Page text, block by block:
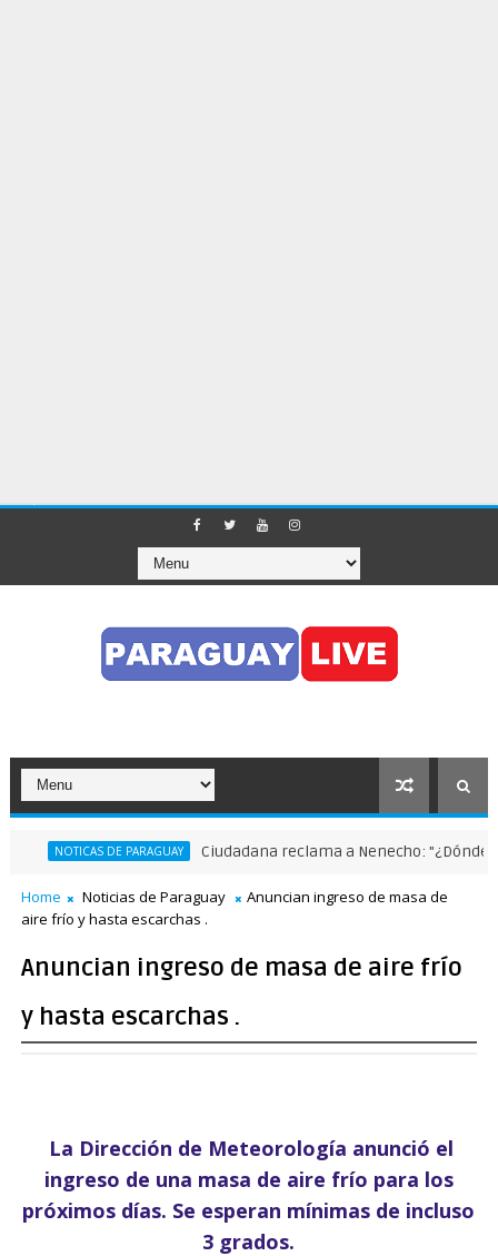
NOTICAS DE PARAGUAY Ciudadana reclama a Nenecho: "¿Dónde
Home Noticias de Paraguay
Anuncian ingreso de masa de
aire frío y hasta escarchas .
Anuncian ingreso de masa de aire frío
y hasta escarchas .
La Dirección de Meteorología anunció el
ingreso de una masa de aire frío para los
próximos días. Se esperan mínimas de incluso
3 grados.